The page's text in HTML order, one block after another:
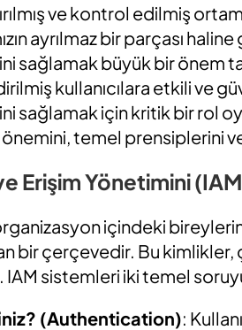
ve kontrol edilmiş
ayrılmaz bir parçası
sağlamak büyük bir önem
kullanıcılara etkili ve
sağlamak için kritik bir rol
temel prensiplerini
Erişim Yönetimini
içindeki
bir çerçevedir. Bu kimlikler,
sistemleri iki temel
(Authentication):